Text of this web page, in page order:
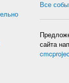
Все
сайта